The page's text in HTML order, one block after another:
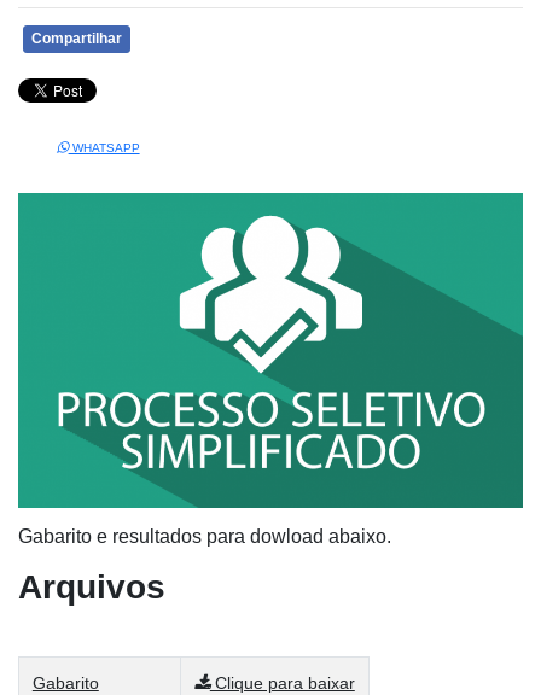
Compartilhar
WHATSAPP
Gabarito e resultados para dowload abaixo.
Arquivos
Gabarito Clique para baixar